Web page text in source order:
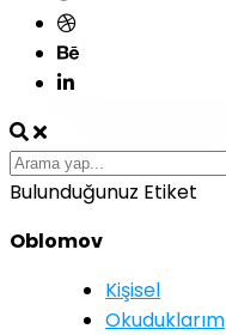
Bulunduğunuz Etiket
Oblomov
Kişisel
Okuduklarım